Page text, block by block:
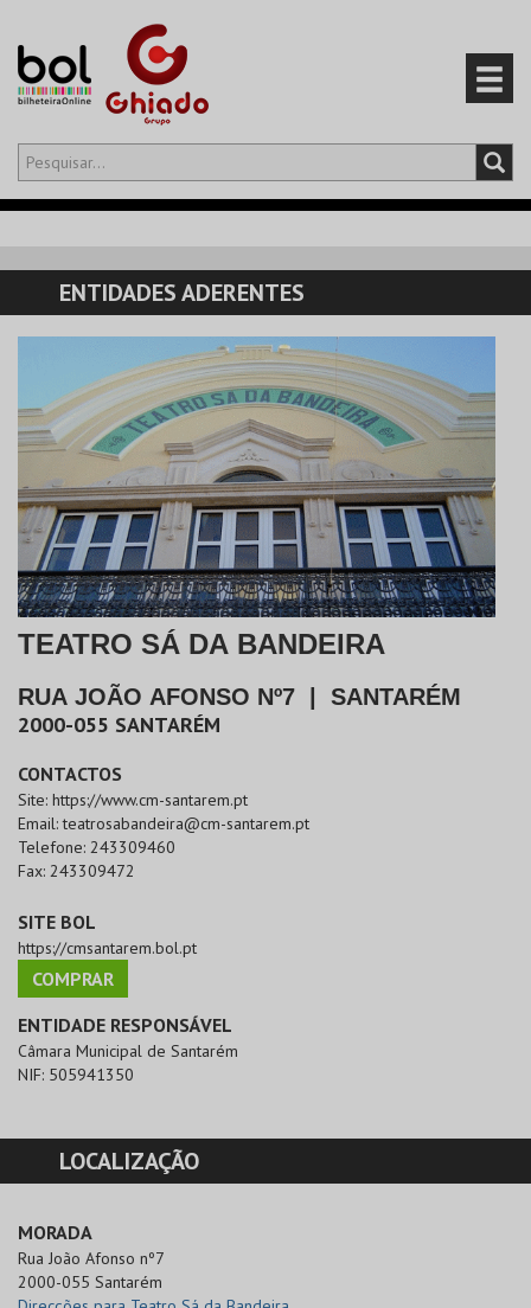
Olá,iniciar sessão
CARRINHO
EVENTOS
CARTÕES
PRODUTOS
ENTIDADES ADERENTES
TEATRO SÁ DA BANDEIRA
RUA JOÃO AFONSO Nº7 SANTARÉM
2000-055 SANTARÉM
CONTACTOS
Site: https://www.cm-santarem.pt
Email:teatrosabandeira@cm-santarem.pt
Telefone: 243309460
Fax: 243309472
SITE BOL
https://cmsantarem.bol.pt
COMPRAR
ENTIDADE RESPONSÁVEL
Câmara Municipal de Santarém
NIF: 505941350
LOCALIZAÇÃO
MORADA
Rua João Afonso nº7
2000-055 Santarém